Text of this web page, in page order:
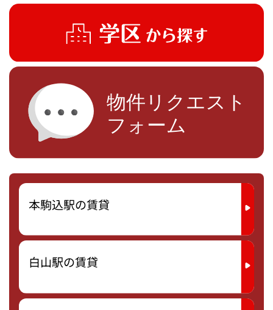
本駒込駅の賃貸
白山駅の賃貸